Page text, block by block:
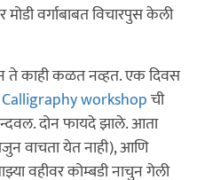
मोडी वर्गाबाबत विचारपुस केली
ते काही कळत नव्हत. एक दिवस
Calligraphy workshopची
दोन फायदे झाले. आता
वाचता येत नाही), आणि
वहीवर कोम्बडी नाचुन गेली